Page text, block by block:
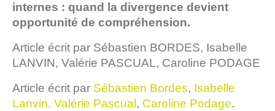
internes : quand la divergence devient
opportunité de compréhension.
Article écrit par Sébastien BORDES, Isabelle
LANVIN, Valérie PASCUAL, Caroline PODAGE
Article écrit par Sébastien Bordes, Isabelle
Lanvin, Valérie Pascual , Caroline Podage.